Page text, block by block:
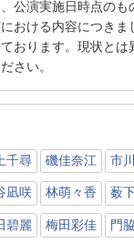
公演実施日時点のも
おける内容につきま
おります。現状とは
さい。
千尋 磯佳奈江 市
凪咲 林萌々香 薮
碧麗 梅田彩佳 門